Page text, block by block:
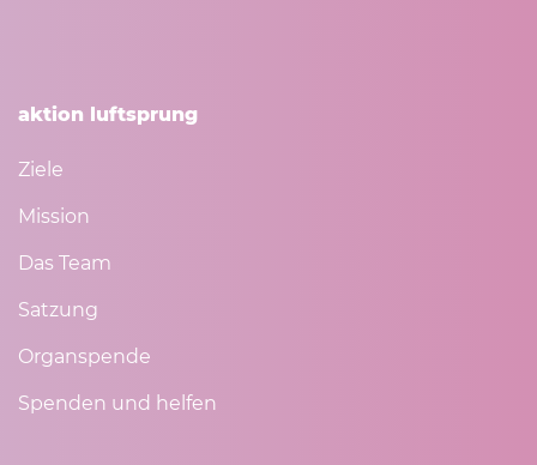
aktion luftsprung
Ziele
Mission
Das Team
Satzung
Organspende
Spenden und helfen